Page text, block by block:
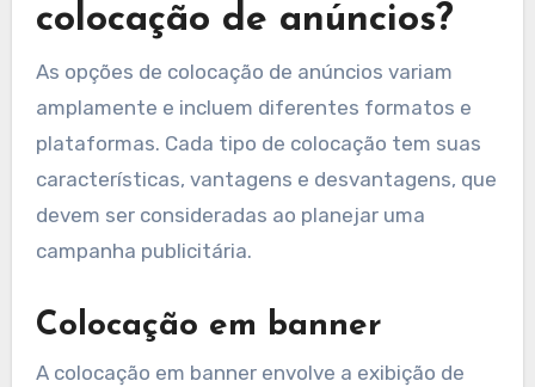
colocação de anúncios?
As opções de colocação de anúncios variam
amplamente e incluem diferentes formatos e
plataformas. Cada tipo de colocação tem suas
características, vantagens e desvantagens, que
devem ser consideradas ao planejar uma
campanha publicitária.
Colocação em banner
A colocação em banner envolve a exibição de